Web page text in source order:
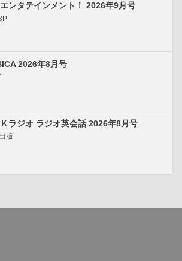
ンタテインメント！ 2026年9月号
2026年8月号
ラジオ ラジオ英会話 2026年8月号
版